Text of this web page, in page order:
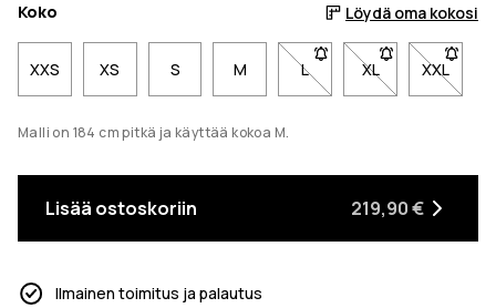
Koko Löydä oma kokosi
XXS XS S M L- Koko L ei ole saatavilla.
XL- Koko XL ei ole
XXL- Koko
Malli on 184 cm pitkä ja käyttää kokoa M.
Lisää ostoskoriin 219,90 €
Ilmainen toimitus ja palautus